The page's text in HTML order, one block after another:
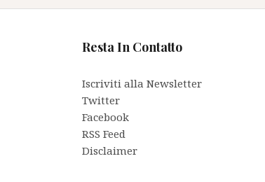
Resta In Contatto
Iscriviti alla Newsletter
Twitter
Facebook
RSS Feed
Disclaimer